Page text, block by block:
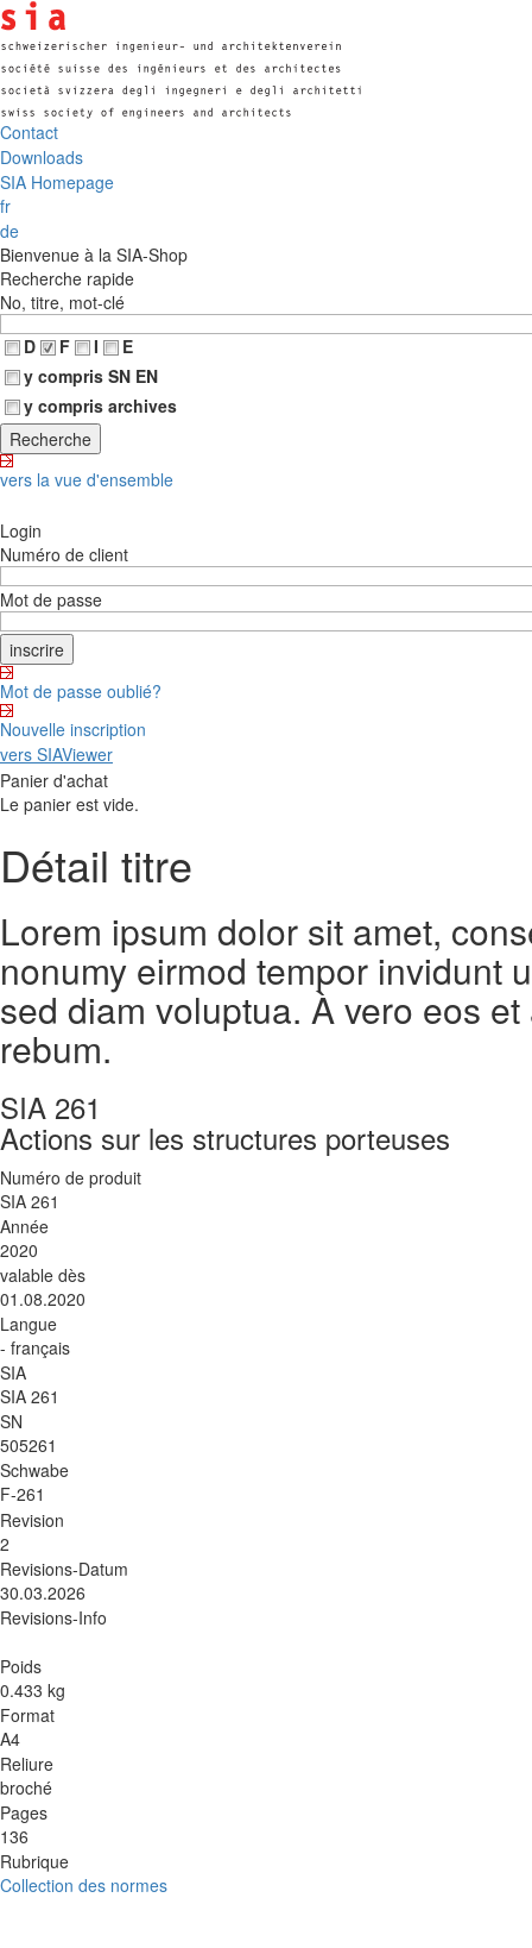
Contact
Downloads
SIA Homepage
fr
de
Bienvenue à la SIA-Shop
Recherche rapide
No, titre, mot-clé
D
F I
E
y compris SN EN
y compris archives
vers la vue d'ensemble
Login
Numéro de client
Mot de passe
Mot de passe oublié?
Nouvelle inscription
vers SIAViewer
Panier d'achat
Le panier est vide.
Détail titre
Lorem ipsum dolor sit amet,
nonumy eirmod tempor invidunt
sed diam voluptua. À vero eos
rebum.
SIA 261
Actions sur les structures porteuses
Numéro de produit
SIA 261
Année
2020
valable dès
01.08.2020
Langue
- français
SIA
SIA 261
SN
505261
Schwabe
F-261
Revision
2
Revisions-Datum
30.03.2026
Revisions-Info
Poids
0.433 kg
Format
A4
Reliure
broché
Pages
136
Rubrique
Collection des normes